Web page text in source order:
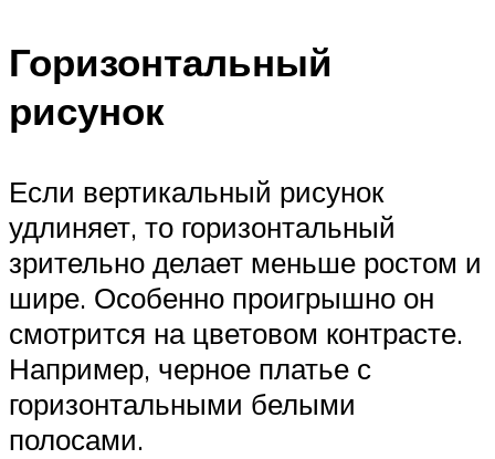
Горизонтальный
рисунок
Если вертикальный рисунок
удлиняет, то горизонтальный
зрительно делает меньше ростом и
шире. Особенно проигрышно он
смотрится на цветовом контрасте.
Например, черное платье с
горизонтальными белыми
полосами.